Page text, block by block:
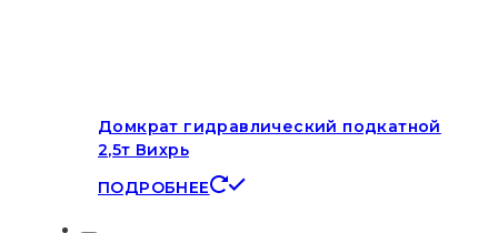
Домкрат гидравлический подкатной
2,5т Вихрь
ПОДРОБНЕЕ